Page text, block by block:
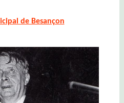
de Besançon